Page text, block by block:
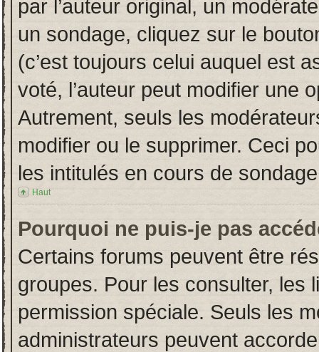
par l’auteur original, un
un sondage, cliquez sur le
(c’est toujours celui auquel est
voté, l’auteur peut modifier une
Autrement, seuls les
modifier ou le supprimer. Ceci
les intitulés en cours de
Haut
Pourquoi ne puis-je pas
Certains forums peuvent être
groupes. Pour les consulter, les
permission spéciale. Seuls les
administrateurs peuvent